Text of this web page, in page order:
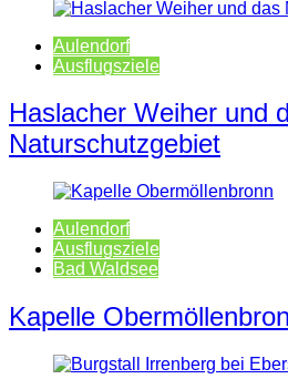
Aulendorf
Ausflugsziele
Haslacher Weiher und
Naturschutzgebiet
Aulendorf
Ausflugsziele
Bad Waldsee
Kapelle